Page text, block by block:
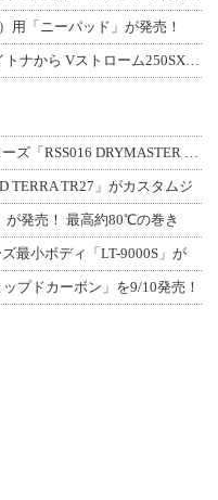
用「ニーパッド」が発売！
TERRA TR27」がカスタムジ
が発売！ 最高約80℃の巻き
最小ボディ「LT-9000S」が
プドカーボン」を9/10発売！